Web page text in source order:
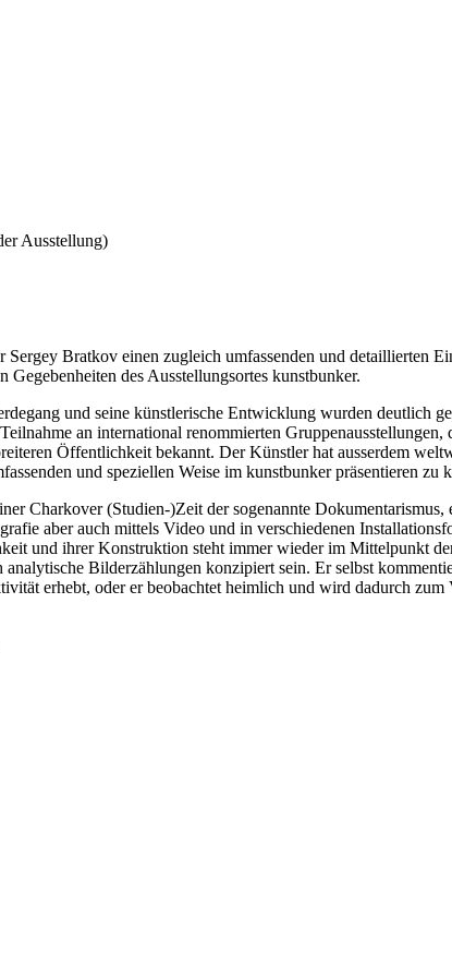
Ausstellung)
Bratkov einen zugleich umfassenden und detaillierten
des Ausstellungsortes kunstbunker.
und seine künstlerische Entwicklung wurden deutlich
an international renommierten
Öffentlichkeit bekannt. Der Künstler hat ausserdem
und speziellen Weise im kunstbunker präsentieren
Charkover (Studien-)Zeit der sogenannte
aber auch mittels Video und in verschiedenen
und ihrer Konstruktion steht immer wieder im Mittelpunkt
Bilderzählungen konzipiert sein. Er selbst
erhebt, oder er beobachtet heimlich und wird dadurch zum